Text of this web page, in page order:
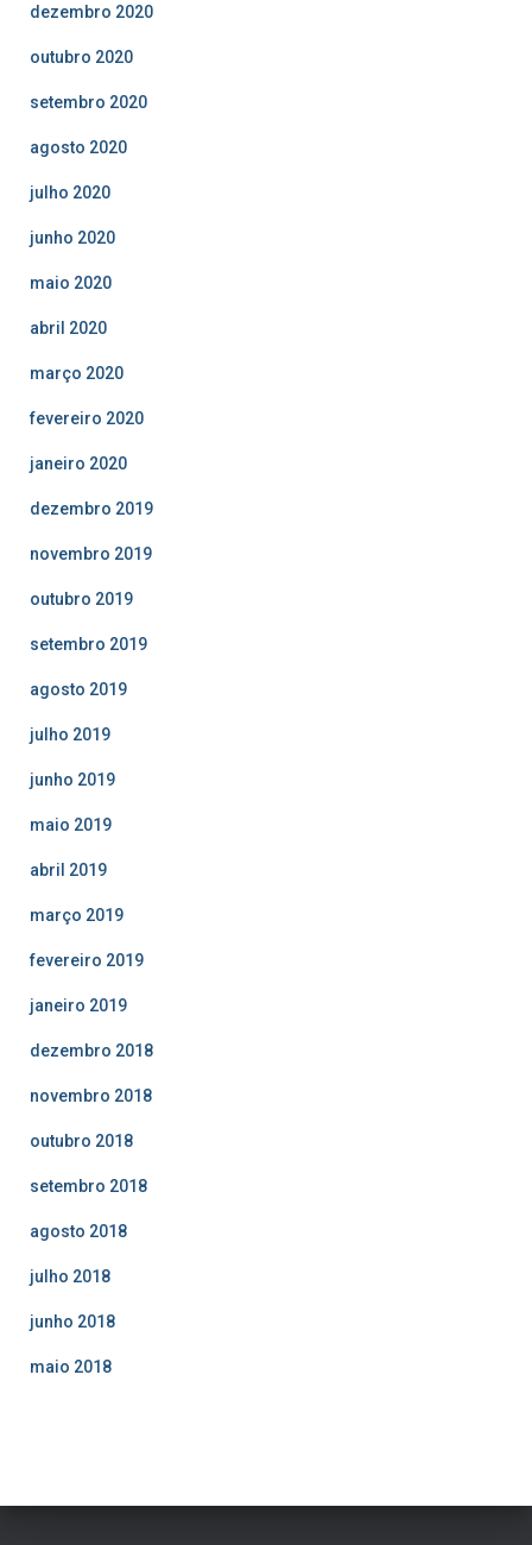
dezembro 2020
outubro 2020
setembro 2020
agosto 2020
julho 2020
junho 2020
maio 2020
abril 2020
março 2020
fevereiro 2020
janeiro 2020
dezembro 2019
novembro 2019
outubro 2019
setembro 2019
agosto 2019
julho 2019
junho 2019
maio 2019
abril 2019
março 2019
fevereiro 2019
janeiro 2019
dezembro 2018
novembro 2018
outubro 2018
setembro 2018
agosto 2018
julho 2018
junho 2018
maio 2018